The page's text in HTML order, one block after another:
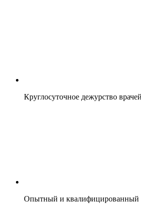
Круглосуточное дежурство врачей
Опытный и квалифицированный